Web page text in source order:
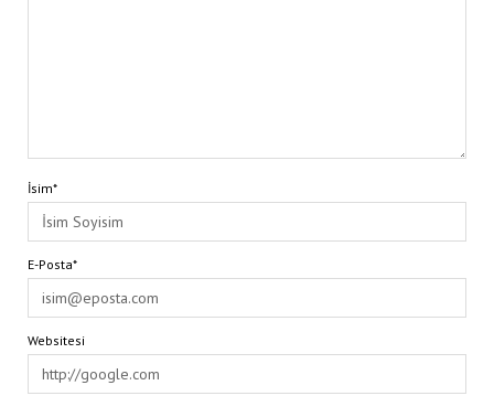
İsim*
E-Posta*
Websitesi